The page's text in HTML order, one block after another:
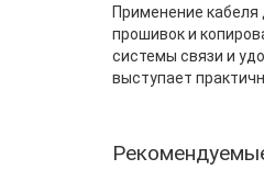
Применение
прошивок и
системы связи и
выступает